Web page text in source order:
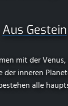
Aus Gestein
mit der Venus,
der inneren
alle